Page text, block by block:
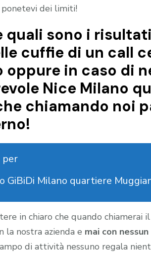
ponetevi dei limiti!
sono i
cuffie di un call
oppure in caso di
Nice Milano
chiamando noi
per
GiBiDi Milano quartiere
in chiaro che quando chiamerai
nostra azienda e mai con
di attività nessuno regala